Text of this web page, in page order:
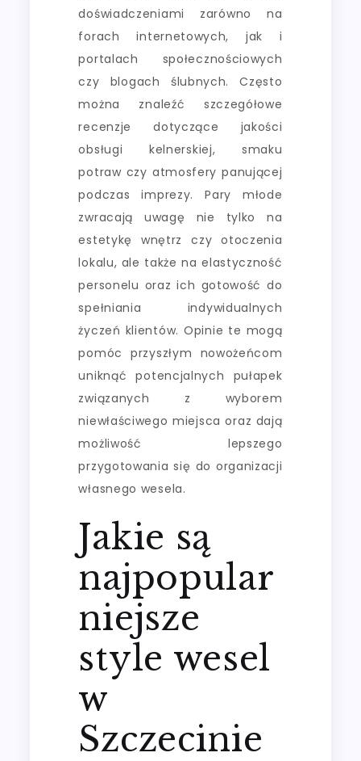
doświadczeniami zarówno na
forach internetowych, jak i
portalach społecznościowych
czy blogach ślubnych. Często
można znaleźć szczegółowe
recenzje dotyczące jakości
obsługi kelnerskiej, smaku
potraw czy atmosfery panującej
podczas imprezy. Pary młode
zwracają uwagę nie tylko na
estetykę wnętrz czy otoczenia
lokalu, ale także na elastyczność
personelu oraz ich gotowość do
spełniania indywidualnych
życzeń klientów. Opinie te mogą
pomóc przyszłym nowożeńcom
uniknąć potencjalnych pułapek
związanych z wyborem
niewłaściwego miejsca oraz dają
możliwość lepszego
przygotowania się do organizacji
własnego wesela.
Jakie są
najpopular
niejsze
style wesel
w
Szczecinie